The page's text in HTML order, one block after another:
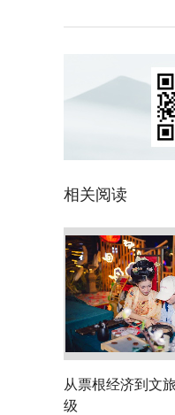
相关阅读
从票根经济到文
级